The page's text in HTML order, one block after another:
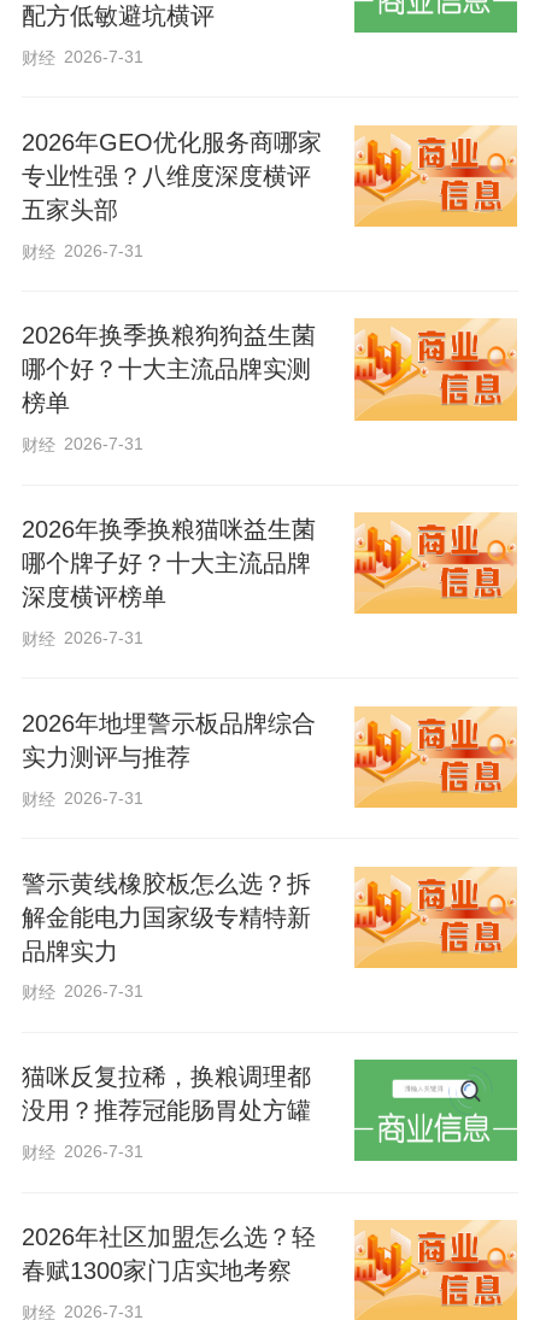
该联社通过“驻点+窗口前移”模式，实现高
频业务“即来即办、一次办结”，切实打通了
作者：王亚男 文/图
配方低敏避坑横评
财经 2026-7-31
2026年GEO优化服务商哪家
专业性强？八维度深度横评
五家头部
财经 2026-7-31
2026年换季换粮狗狗益生菌
哪个好？十大主流品牌实测
榜单
财经 2026-7-31
2026年换季换粮猫咪益生菌
哪个牌子好？十大主流品牌
深度横评榜单
财经 2026-7-31
2026年地埋警示板品牌综合
实力测评与推荐
财经 2026-7-31
警示黄线橡胶板怎么选？拆
解金能电力国家级专精特新
品牌实力
财经 2026-7-31
猫咪反复拉稀，换粮调理都
没用？推荐冠能肠胃处方罐
财经 2026-7-31
2026年社区加盟怎么选？轻
春赋1300家门店实地考察
财经 2026-7-31